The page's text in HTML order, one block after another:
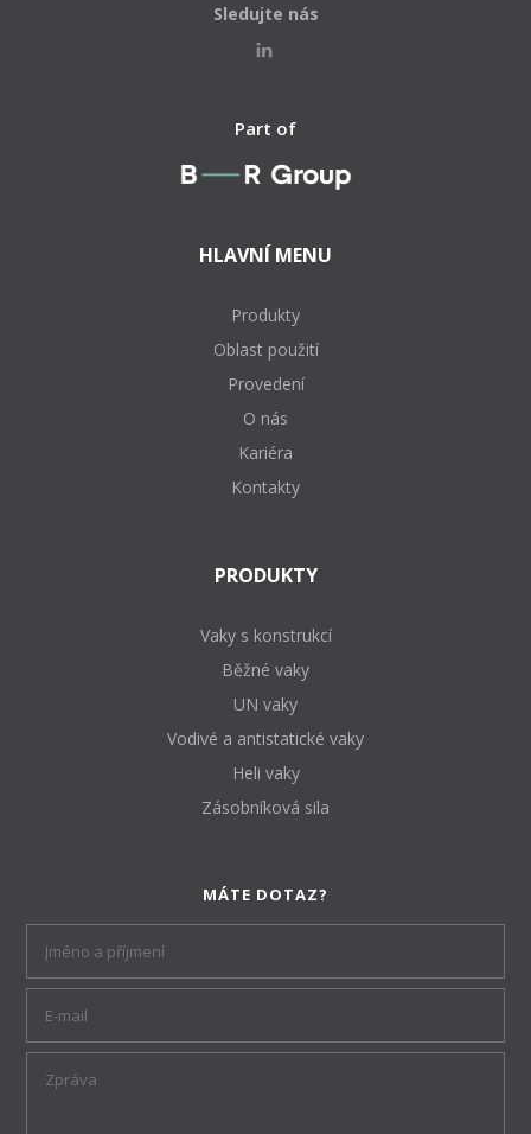
Sledujte nás
Part of
HLAVNÍ MENU
Produkty
Oblast použití
Provedení
O nás
Kariéra
Kontakty
PRODUKTY
Vaky s konstrukcí
Běžné vaky
UN vaky
Vodivé a antistatické vaky
Heli vaky
Zásobníková sila
MÁTE DOTAZ?